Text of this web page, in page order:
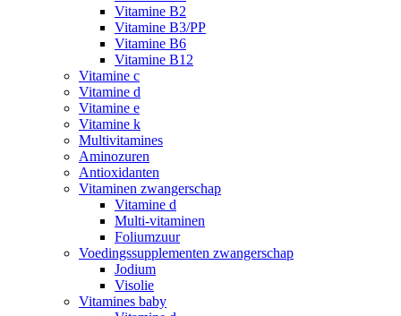
Vitamine B2
Vitamine B3/PP
Vitamine B6
Vitamine B12
Vitamine c
Vitamine d
Vitamine e
Vitamine k
Multivitamines
Aminozuren
Antioxidanten
Vitaminen zwangerschap
Vitamine d
Multi-vitaminen
Foliumzuur
Voedingssupplementen zwangerschap
Jodium
Visolie
Vitamines baby